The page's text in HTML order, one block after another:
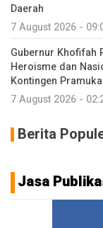
Daerah
7 August 2026 -
Gubernur Khofifah
Heroisme dan
Kontingen
7 August 2026 -
Berita
Jasa